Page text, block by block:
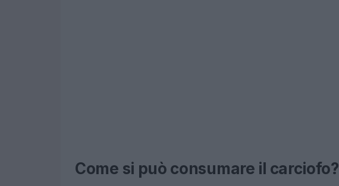
Come si può consumare il carciofo?